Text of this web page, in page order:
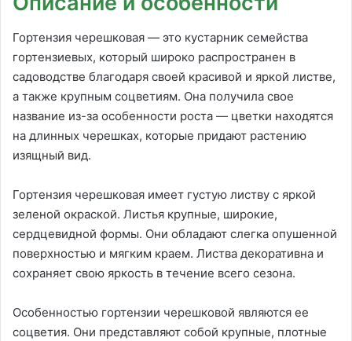
Гортензия черешковая — это кустарник семейства
гортензиевых, который широко распространен в
садоводстве благодаря своей красивой и яркой листве,
а также крупным соцветиям. Она получила свое
название из-за особенности роста — цветки находятся
на длинных черешках, которые придают растению
изящный вид.
Гортензия черешковая имеет густую листву с яркой
зеленой окраской. Листья крупные, широкие,
сердцевидной формы. Они обладают слегка опушенной
поверхностью и мягким краем. Листва декоративна и
сохраняет свою яркость в течение всего сезона.
Особенностью гортензии черешковой являются ее
соцветия. Они представляют собой крупные, плотные